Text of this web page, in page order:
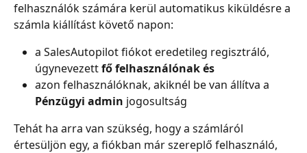
felhasználók számára kerül automatikus kiküldésre a
számla kiállítást követő napon:
a SalesAutopilot fiókot eredetileg regisztráló,
úgynevezett fő felhasználónak és
azon felhasználóknak, akiknél be van állítva a
Pénzügyi admin jogosultság
Tehát ha arra van szükség, hogy a számláról
értesüljön egy, a fiókban már szereplő felhasználó,